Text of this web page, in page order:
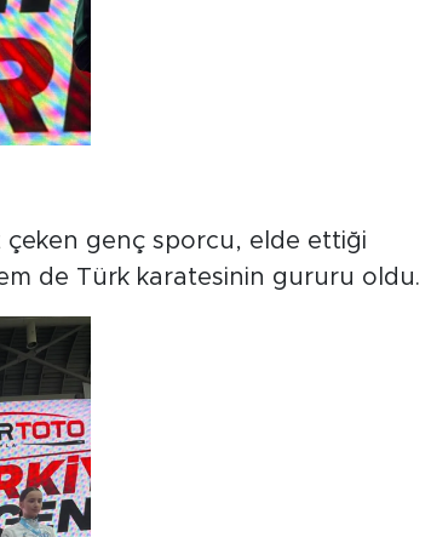
çeken genç sporcu, elde ettiği
de Türk karatesinin gururu oldu.